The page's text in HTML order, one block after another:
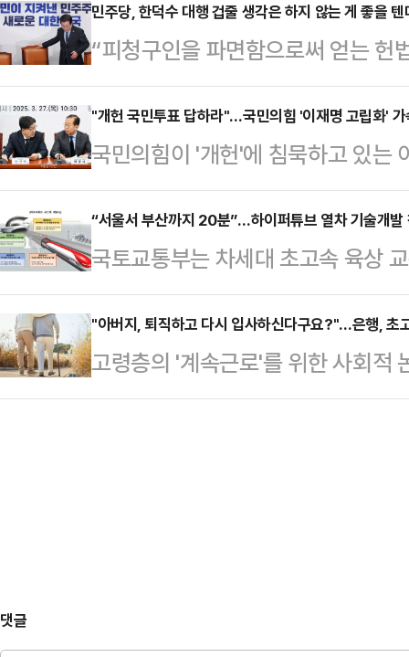
힘 권성동 원내대표 간 회동이 무산
린 것으로, 우 의장에 대한 이 대표
나온다.우 의장을 향한 친명(친이
라"는 파상공세와 함께 강성당원들
에서 순식간에 고립된 모양새다. 국
러난 또 하나의 사례라고 …
민주당, 한덕수 대행 겁줄 생각은 하지 않는 게 좋을 텐
“피청구인을 파면함으로써 얻는 헌
국가적 손실을 압도할 정도로 크다
선고문의 결론이다. 헌재 재판관 8
날까? 국민과 역사의 법정에서는
더불어민주당으로서는 실로 오래
에서 몰아내는 데 성공했다. 지금
대한민국은 한덕수 대통령 권한대
를 하는 사람은 따로 있다.…
"개헌 국민투표 답하라"…국민의힘 '이재명 고립화' 가
국민의힘이 '개헌'에 침묵하고 있는
화를 퍼붓고 있다. 전국민적인 염원
이 대표의 야욕을 드러낸다는 점을
위험한 의회독점과 제왕적 대통령
알리기 위해서다.이 같은 전략이 효
'개헌 찬성 vs 개헌 반대'로 꾸려져,
있는 만큼, 국민의힘 내부에선 하루
는 목소리…
“서울서 부산까지 20분”…하이퍼튜브 열차 기술개발
국토교통부는 차세대 초고속 육상
상 추진 기술 개발에 본격 착수한다
2027년까지로 총 127억원(올해
철도기술연구원이 주관한다.‘하이
(0.001~0.01 기압) 튜브 속에서 자
"아버지, 퇴직하고 다시 입사하신다구요?"…은행, 초
고령층의 '계속근로'를 위한 사회적
직 후 재고용' 제도가 떠오르고 있
댓글